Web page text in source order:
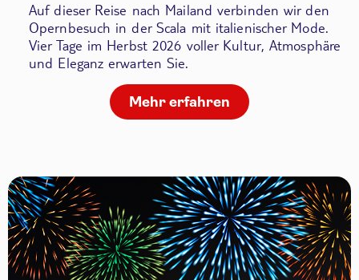
Auf dieser Reise nach Mailand verbinden wir den
Opernbesuch in der Scala mit italienischer Mode.
Vier Tage im Herbst 2026 voller Kultur, Atmosphäre
und Eleganz erwarten Sie.
Mehr erfahren